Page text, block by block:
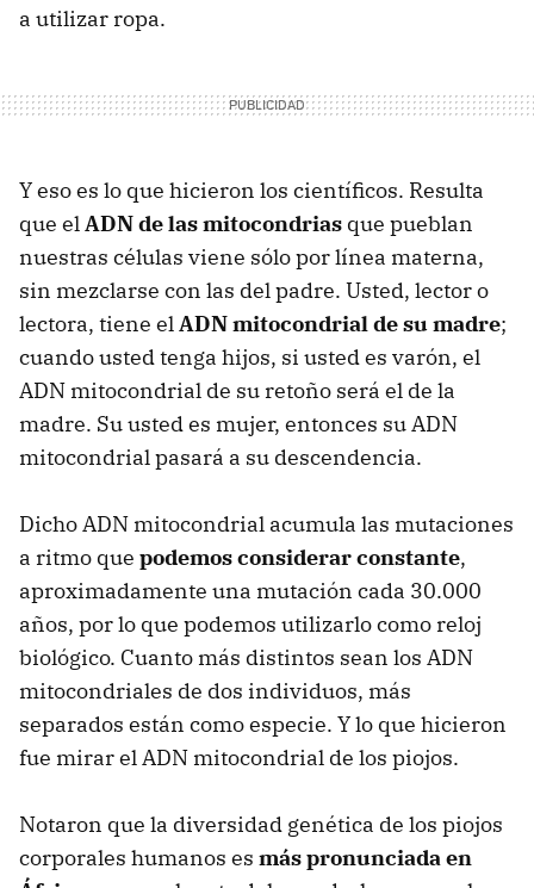
a utilizar ropa.
Y eso es lo que hicieron los científicos. Resulta
que el ADN de las mitocondrias que pueblan
nuestras células viene sólo por línea materna,
sin mezclarse con las del padre. Usted, lector o
lectora, tiene el ADN mitocondrial de su madre;
cuando usted tenga hijos, si usted es varón, el
ADN mitocondrial de su retoño será el de la
madre. Su usted es mujer, entonces su ADN
mitocondrial pasará a su descendencia.
Dicho ADN mitocondrial acumula las mutaciones
a ritmo que podemos considerar constante,
aproximadamente una mutación cada 30.000
años, por lo que podemos utilizarlo como reloj
biológico. Cuanto más distintos sean los ADN
mitocondriales de dos individuos, más
separados están como especie. Y lo que hicieron
fue mirar el ADN mitocondrial de los piojos.
Notaron que la diversidad genética de los piojos
corporales humanos es más pronunciada en